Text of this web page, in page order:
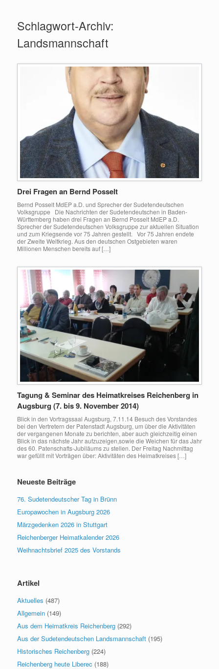
springenSchlagwort-Archiv:
Landsmannschaft
Drei Fragen an Bernd Posselt
Bernd Posselt MdEP a.D. und Sprecher der Sudetendeutschen
Volksgruppe Die Nachrichten der Sudetendeutschen in Baden-
Württemberg haben drei Fragen an Bernd Posselt MdEP a.D.
Sprecher der Sudetendeutschen Volksgruppe zur aktuellen Situation
und zum Kriegsende vor 75 Jahren gestellt. Vor 75 Jahren endete
der Zweite Weltkrieg. Aus den deutschen Ostgebieten waren
Millionen Menschen bereits auf […]
Tagung & Seminar des Heimatkreises Reichenberg in
Augsburg (7. bis 9. November 2014)
Blick in den Vortragssaal Augsburg, 7.11.14 Besuch des Vorstandes
bei den Vertretern der Patenstadt Augsburg, um über die Aktivitäten
der vergangenen Monate zu berichten, aber auch gleichzeitig einen
Blick in das nächste Jahr aufzuzeigen,sowie die Weichen für das Jahr
des 60. Patenschafts-Jubiläums zu stellen. Der Freitag Nachmittag
war gefüllt mit Vorträgen über: Aktivitäten des Heimatkreises […]
Neueste Beiträge
76. Sudetendeutscher Tag in Brünn
Europawochen in Augsburg 2026
Märzgedenken 2026 in Stuttgart
Reichenberger Heimatkalender 2026
Weihnachtsbrief 2025 des Vorstands
Artikel
Aktuelles (487)
Allgemein (149)
Aus dem Heimatkreis Reichenberg (292)
Aus der Sudetendeutschen Landsmannschaft (195)
Historisches Reichenberg (224)
Reichenberg heute Liberec (188)